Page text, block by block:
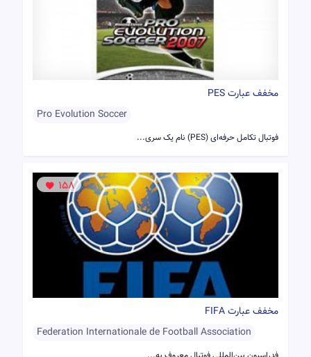
مخفف عبارت PES
Pro Evolution Soccer
فوتبال تکامل حرفه‌ای (PES) نام یک سری...
158
مخفف عبارت FIFA
Federation Internationale de Football Association